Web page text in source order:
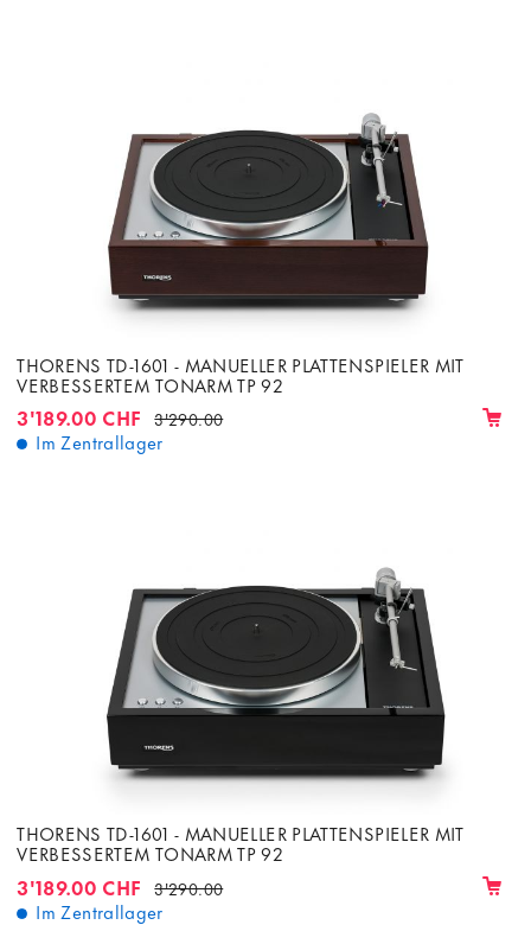
THORENS TD-1601 - MANUELLER PLATTENSPIELER MIT
VERBESSERTEM TONARM TP 92
3'189.00 CHF 3'290.00
Im Zentrallager
THORENS TD-1601 - MANUELLER PLATTENSPIELER MIT
VERBESSERTEM TONARM TP 92
3'189.00 CHF 3'290.00
Im Zentrallager